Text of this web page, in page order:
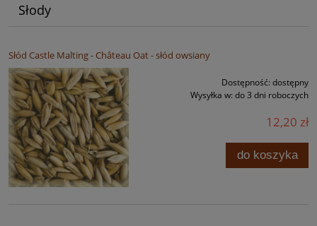
Słody
Słód Castle Malting - Château Oat - słód owsiany
Dostępność: dostępny
Wysyłka w: do 3 dni roboczych
12,20 zł
do koszyka